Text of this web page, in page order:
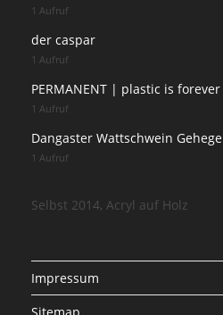
1 Aufruf
der caspar
1 Aufruf
PERMANENT | plastic is forever
1 Aufruf
Dangaster Wattschwein Gehege
1 Aufruf
Selbst 2014, Acryl auf Holz
Impressum